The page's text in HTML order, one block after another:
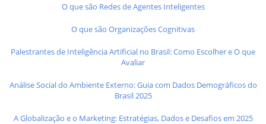
O que são Redes de Agentes Inteligentes
O que são Organizações Cognitivas
Palestrantes de Inteligência Artificial no Brasil: Como Escolher e O que
Avaliar
Análise Social do Ambiente Externo: Guia com Dados Demográficos do
Brasil 2025
A Globalização e o Marketing: Estratégias, Dados e Desafios em 2025